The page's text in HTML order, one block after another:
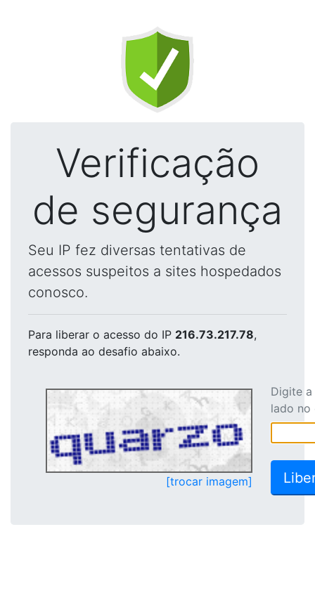
Verificação
de segurança
Seu IP fez diversas tentativas de
acessos suspeitos a sites hospedados
conosco.
Para liberar o acesso do IP 216.73.217.78,
responda ao desafio abaixo.
[trocar imagem]
Digite
lado no